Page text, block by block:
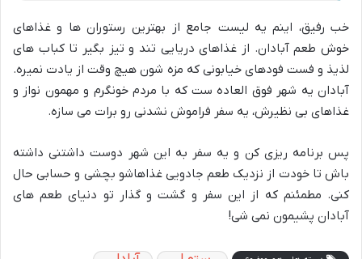
خب رفیق، اینم یه لیست جامع از بهترین رستوران ها و غذاهای
خوش طعم آبادان. از غذاهای دریایی تند و تیز بگیر تا کباب های
لذیذ و فست فودهای خیابونی که مزه شون هیچ وقت از یادت نمیره.
آبادان یه شهر فوق العاده ست که با مردم خونگرم و مهمون نواز و
غذاهای بی نظیرش، یه سفر فراموش نشدنی رو برات می سازه.
پس برنامه ریزی کن و یه سفر به این شهر دوست داشتنی داشته
باش تا خودت از نزدیک طعم جادویی غذاهاشو بچشی و حسابی حال
کنی. مطمئنم که از این سفر و گشت و گذار تو دنیای طعم های
آبادان پشیمون نمی شی!